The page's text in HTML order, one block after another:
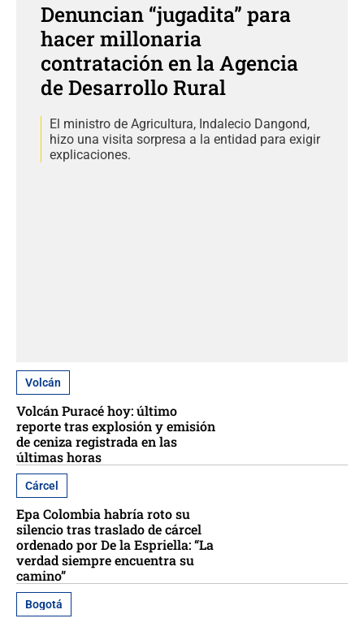
Denuncian “jugadita” para
hacer millonaria
contratación en la Agencia
de Desarrollo Rural
El ministro de Agricultura, Indalecio Dangond,
hizo una visita sorpresa a la entidad para exigir
explicaciones.
Volcán
Volcán Puracé hoy: último
reporte tras explosión y emisión
de ceniza registrada en las
últimas horas
Cárcel
Epa Colombia habría roto su
silencio tras traslado de cárcel
ordenado por De la Espriella: “La
verdad siempre encuentra su
camino”
Bogotá